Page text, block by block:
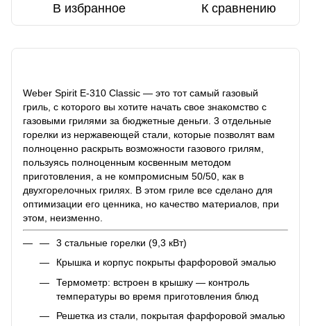
В избранное К сравнению
Weber Spirit E-310 Classic — это тот самый газовый
гриль, с которого вы хотите начать свое знакомство с
газовыми грилями за бюджетные деньги. 3 отдельные
горелки из нержавеющей стали, которые позволят вам
полноценно раскрыть возможности газового грилям,
пользуясь полноценным косвенным методом
приготовления, а не компромисным 50/50, как в
двухгорелочных грилях. В этом гриле все сделано для
оптимизации его ценника, но качество материалов, при
этом, неизменно.
3 стальные горелки (9,3 кВт)
Крышка и корпус покрыты фарфоровой эмалью
Термометр: встроен в крышку — контроль
температуры во время приготовления блюд
Решетка из стали, покрытая фарфоровой эмалью